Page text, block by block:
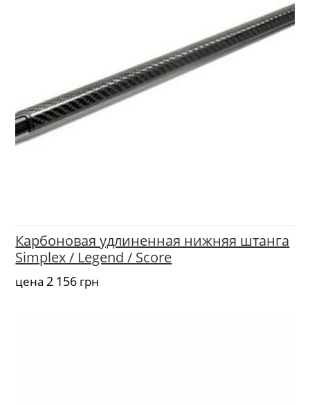
Карбоновая удлиненная нижняя штанга
Simplex / Legend / Score
цена2 156грн